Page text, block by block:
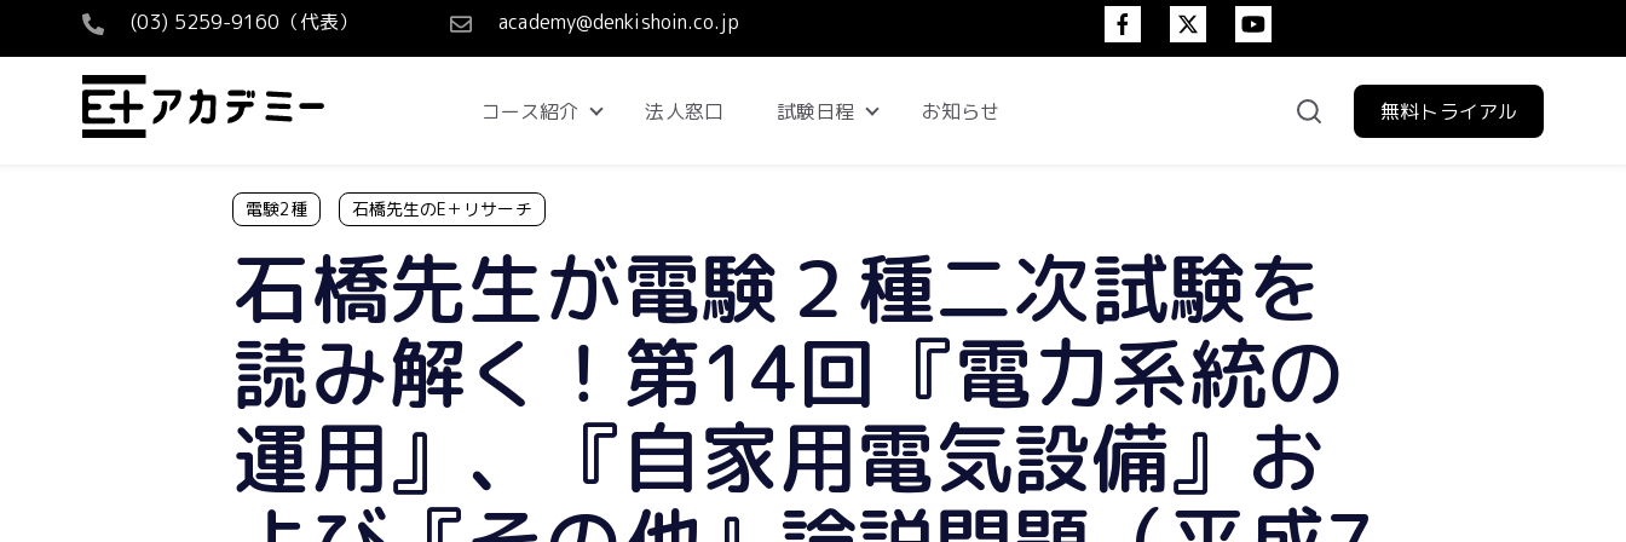
(03) 5259-9160（代表） academy@denkishoin.co.jp
コース紹介 Show submenu for コース紹介
法人窓口 試験日程 Show submenu for 試験日程
お知らせ 無料トライアル
電験2種 石橋先生のE＋リサーチ
石橋先生が電験２種二次試験を
読み解く！第14回『電力系統の
運用』、『自家用電気設備』お